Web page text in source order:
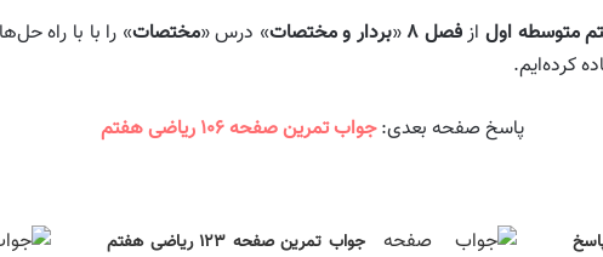
ازفصل ۸ «بردار و مختصات» درس «مختصات» را با با راه
کرده‌ایم.
پاسخ صفحه بعدی:جواب تمرین صفحه ۱۰۶ ریاضی هفتم
جواب تمرین صفحه ۱۲۳ ریاضی هفتم